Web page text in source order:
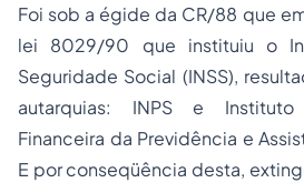
Foi sob a égide da CR/88 que
lei 8029/90 que instituiu o
Seguridade Social (INSS),
autarquias: INPS e
Financeira da Previdência e
E por conseqüência desta,